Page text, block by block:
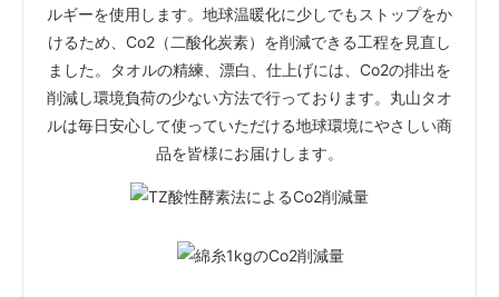
ルギーを使用します。地球温暖化に少しでもストップをか
けるため、Co2（二酸化炭素）を削減できる工程を見直し
ました。タオルの精練、漂白、仕上げには、Co2の排出を
削減し環境負荷の少ない方法で行っております。丸山タオ
ルは毎日安心して使っていただける地球環境にやさしい商
品を皆様にお届けします。